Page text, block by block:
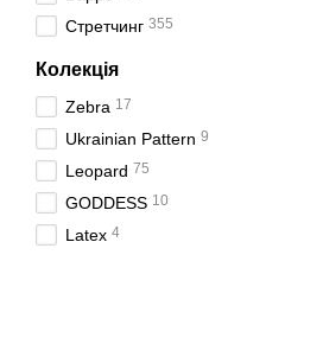
Стретчинг 355
Колекція
Zebra 17
Ukrainian Pattern 9
Leopard 75
GODDESS 10
Latex 4